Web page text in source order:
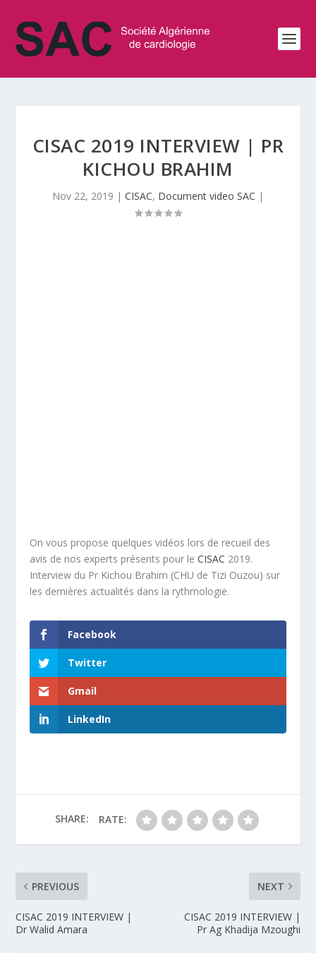
CISAC 2019 INTERVIEW | PR
KICHOU BRAHIM
Nov 22, 2019 | CISAC, Document video SAC |
On vous propose quelques vidéos lors de recueil des
avis de nos experts présents pour leCISAC 2019.
Interview du Pr Kichou Brahim (CHU de Tizi Ouzou) sur
les dernières actualités dans la rythmologie.
Facebook
Twitter
Gmail
LinkedIn
SHARE: RATE:
PREVIOUS
CISAC 2019 INTERVIEW |
Dr Walid Amara
NEXT
CISAC 2019 INTERVIEW |
Pr Ag Khadija Mzoughi